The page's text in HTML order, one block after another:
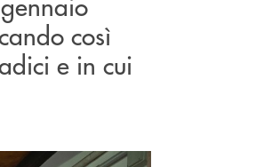
così
e in cui